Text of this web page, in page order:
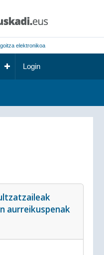
elektronikoa
Login
aurreikuspenak